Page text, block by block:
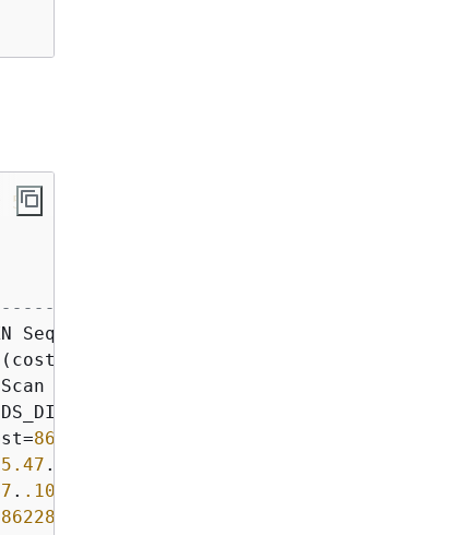
56
Seq Scan
=862286577.07
.
. .1000862287197